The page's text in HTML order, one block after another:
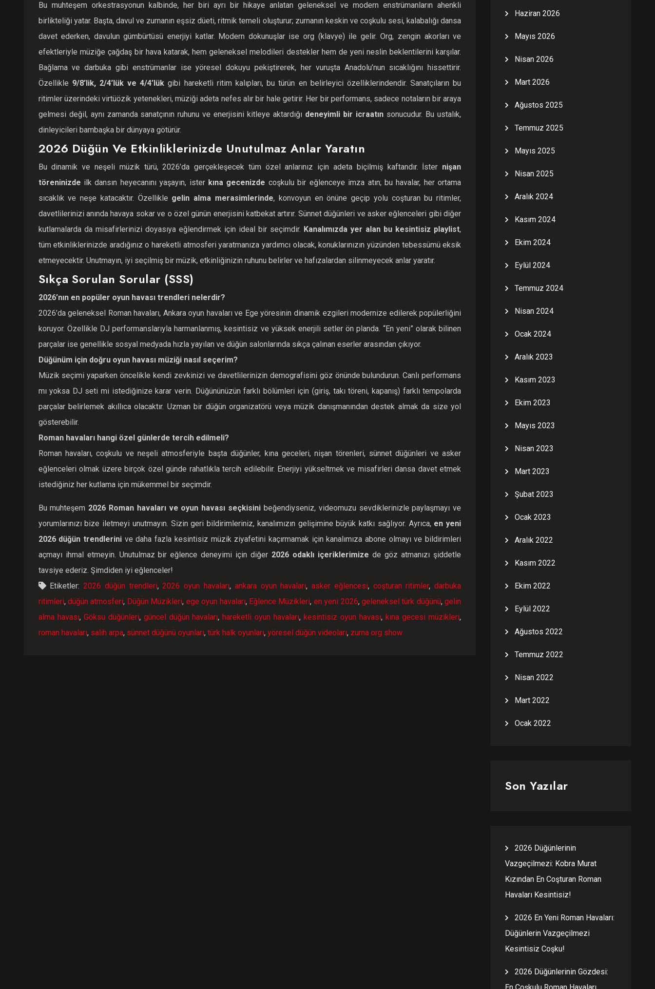
Bu muhteşem orkestrasyonun kalbinde, her biri ayrı bir hikaye anlatan geleneksel ve modern enstrümanların ahenkli
birlikteliği yatar. Başta, davul ve zurnanın eşsiz düeti, ritmik temeli oluşturur; zurnanın keskin ve coşkulu sesi, kalabalığı dansa
davet ederken, davulun gümbürtüsü enerjiyi katlar. Modern dokunuşlar ise org (klavye) ile gelir. Org, zengin akorları ve
efektleriyle müziğe çağdaş bir hava katarak, hem geleneksel melodileri destekler hem de yeni neslin beklentilerini karşılar.
Bağlama ve darbuka gibi enstrümanlar ise yöresel dokuyu pekiştirerek, her vuruşta Anadolu’nun sıcaklığını hissettirir.
Özellikle 9/8’lik, 2/4’lük ve 4/4’lük gibi hareketli ritim kalıpları, bu türün en belirleyici özelliklerindendir. Sanatçıların bu
ritimler üzerindeki virtüözik yetenekleri, müziği adeta nefes alır bir hale getirir. Her bir performans, sadece notaların bir araya
gelmesi değil, aynı zamanda sanatçının ruhunu ve enerjisini kitleye aktardığı deneyimli bir icraatın sonucudur. Bu ustalık,
dinleyicileri bambaşka bir dünyaya götürür.
2026 Düğün Ve Etkinliklerinizde Unutulmaz Anlar Yaratın
Bu dinamik ve neşeli müzik türü, 2026’da gerçekleşecek tüm özel anlarınız için adeta biçilmiş kaftandır. İster nişan
töreninizde ilk dansın heyecanını yaşayın, ister kına gecenizde coşkulu bir eğlenceye imza atın; bu havalar, her ortama
sıcaklık ve neşe katacaktır. Özellikle gelin alma merasimlerinde, konvoyun en önüne geçip yolu coşturan bu ritimler,
davetlilerinizi anında havaya sokar ve o özel günün enerjisini katbekat artırır. Sünnet düğünleri ve asker eğlenceleri gibi diğer
kutlamalarda da misafirlerinizi doyasıya eğlendirmek için ideal bir seçimdir. Kanalımızda yer alan bu kesintisiz playlist,
tüm etkinliklerinizde aradığınız o hareketli atmosferi yaratmanıza yardımcı olacak, konuklarınızın yüzünden tebessümü eksik
etmeyecektir. Unutmayın, iyi seçilmiş bir müzik, etkinliğinizin ruhunu belirler ve hafızalardan silinmeyecek anlar yaratır.
Sıkça Sorulan Sorular (SSS)
2026’nın en popüler oyun havası trendleri nelerdir?
2026’da geleneksel Roman havaları, Ankara oyun havaları ve Ege yöresinin dinamik ezgileri modernize edilerek popülerliğini
koruyor. Özellikle DJ performanslarıyla harmanlanmış, kesintisiz ve yüksek enerjili setler ön planda. “En yeni” olarak bilinen
parçalar ise genellikle sosyal medyada hızla yayılan ve düğün salonlarında sıkça çalınan eserler arasından çıkıyor.
Düğünüm için doğru oyun havası müziği nasıl seçerim?
Müzik seçimi yaparken öncelikle kendi zevkinizi ve davetlilerinizin demografisini göz önünde bulundurun. Canlı performans
mı yoksa DJ seti mi istediğinize karar verin. Düğününüzün farklı bölümleri için (giriş, takı töreni, kapanış) farklı tempolarda
parçalar belirlemek akıllıca olacaktır. Uzman bir düğün organizatörü veya müzik danışmanından destek almak da size yol
gösterebilir.
Roman havaları hangi özel günlerde tercih edilmeli?
Roman havaları, coşkulu ve neşeli atmosferiyle başta düğünler, kına geceleri, nişan törenleri, sünnet düğünleri ve asker
eğlenceleri olmak üzere birçok özel günde rahatlıkla tercih edilebilir. Enerjiyi yükseltmek ve misafirleri dansa davet etmek
istediğiniz her kutlama için mükemmel bir seçimdir.
Bu muhteşem 2026 Roman havaları ve oyun havası seçkisini beğendiyseniz, videomuzu sevdiklerinizle paylaşmayı ve
yorumlarınızı bize iletmeyi unutmayın. Sizin geri bildirimleriniz, kanalımızın gelişimine büyük katkı sağlıyor. Ayrıca, en yeni
2026 düğün trendlerini ve daha fazla kesintisiz müzik ziyafetini kaçırmamak için kanalımıza abone olmayı ve bildirimleri
açmayı ihmal etmeyin. Unutulmaz bir eğlence deneyimi için diğer 2026 odaklı içeriklerimize de göz atmanızı şiddetle
tavsiye ederiz. Şimdiden iyi eğlenceler!
Etiketler:2026 düğün trendleri,2026 oyun havaları, ankara oyun havaları,asker eğlencesi, coşturan ritimler,darbuka
ritimleri,düğün atmosferi, Düğün Müzikleri, ege oyun havaları, Eğlence Müzikleri, en yeni 2026,geleneksel türk düğünü,gelin
alma havası, Göksu düğünleri, güncel düğün havaları,hareketli oyun havaları,kesintisiz oyun havası,kına gecesi müzikleri,
roman havaları, salih arpa, sünnet düğünü oyunları, türk halk oyunları, yöresel düğün videoları, zurna org show
Haziran 2026
Mayıs 2026
Nisan 2026
Mart 2026
Ağustos 2025
Temmuz 2025
Mayıs 2025
Nisan 2025
Aralık 2024
Kasım 2024
Ekim 2024
Eylül 2024
Temmuz 2024
Nisan 2024
Ocak 2024
Aralık 2023
Kasım 2023
Ekim 2023
Mayıs 2023
Nisan 2023
Mart 2023
Şubat 2023
Ocak 2023
Aralık 2022
Kasım 2022
Ekim 2022
Eylül 2022
Ağustos 2022
Temmuz 2022
Nisan 2022
Mart 2022
Ocak 2022
Son Yazılar
2026 Düğünlerinin
Vazgeçilmezi: Kobra Murat
Kızından En Coşturan Roman
Havaları Kesintisiz!
2026 En Yeni Roman Havaları:
Düğünlerin Vazgeçilmezi
Kesintisiz Coşku!
2026 Düğünlerinin Gözdesi: